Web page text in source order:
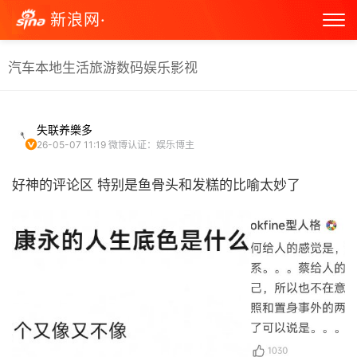
新浪网·
汽车本地生活旅游数码娱乐影视
失联养樂多
26-05-07 11:19 微博认证：娱乐博主
好神的评论区 特别是鱼骨头和发糕的比喻太妙了 ​